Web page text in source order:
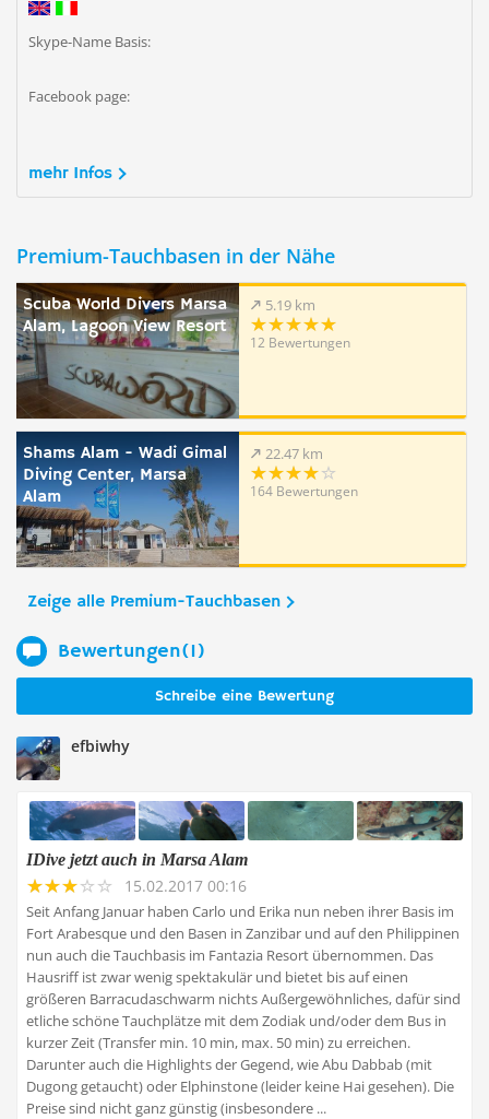
Skype-Name Basis:
Facebook page:
mehr Infos
Premium-Tauchbasen in der Nähe
Scuba World Divers Marsa
Alam, Lagoon View Resort
5.19 km
12 Bewertungen
Shams Alam - Wadi Gimal
Diving Center, Marsa
Alam
22.47 km
164 Bewertungen
Zeige alle Premium-Tauchbasen
Bewertungen(1)
Schreibe eine Bewertung
efbiwhy
IDive jetzt auch in Marsa Alam
15.02.2017 00:16
Seit Anfang Januar haben Carlo und Erika nun neben ihrer Basis im
Fort Arabesque und den Basen in Zanzibar und auf den Philippinen
nun auch die Tauchbasis im Fantazia Resort übernommen. Das
Hausriff ist zwar wenig spektakulär und bietet bis auf einen
größeren Barracudaschwarm nichts Außergewöhnliches, dafür sind
etliche schöne Tauchplätze mit dem Zodiak und/oder dem Bus in
kurzer Zeit (Transfer min. 10 min, max. 50 min) zu erreichen.
Darunter auch die Highlights der Gegend, wie Abu Dabbab (mit
Dugong getaucht) oder Elphinstone (leider keine Hai gesehen). Die
Preise sind nicht ganz günstig (insbesondere ...